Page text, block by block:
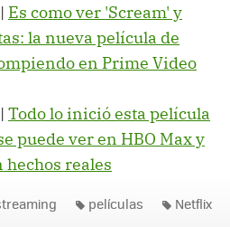
Es como ver 'Scream' y
la nueva película de
en Prime Video
Todo lo inició esta película
puede ver en HBO Max y
hechos reales
películas Netflix